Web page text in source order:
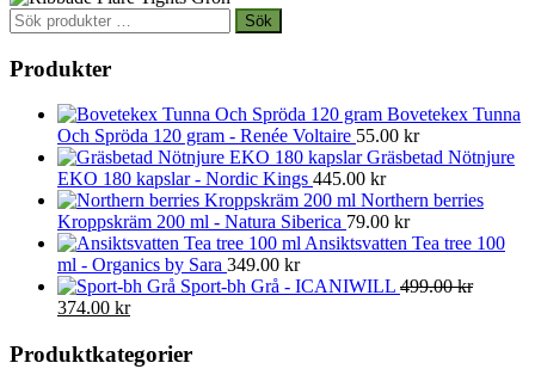
Sök
efter:
Sök
Produkter
Bovetekex Tunna
Och Spröda 120 gram - Renée Voltaire 55.00 kr
Gräsbetad Nötnjure
EKO 180 kapslar - Nordic Kings 445.00 kr
Northern berries
Kroppskräm 200 ml - Natura Siberica 79.00 kr
Ansiktsvatten Tea tree 100
ml - Organics by Sara 349.00 kr
Sport-bh Grå - ICANIWILL 499.00kr
Det
priset
374.00 krDet
priset
Produktkategorier